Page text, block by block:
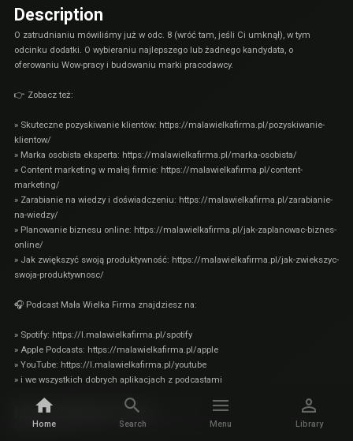
Home Search Menu Library
Description
O zatrudnianiu mówiliśmy już w odc. 8 (wróć tam, jeśli Ci umknął), w tym
odcinku dodatki. O wybieraniu najlepszego lub żadnego kandydata, o
oferowaniu Wow-pracy i budowaniu marki pracodawcy.
👉 Zobacz też:
» Skuteczne pozyskiwanie klientów: https://malawielkafirma.pl/pozyskiwanie-
klientow/
» Marka osobista eksperta: https://malawielkafirma.pl/marka-osobista/
» Content marketing w małej firmie: https://malawielkafirma.pl/content-
marketing/
» Zarabianie na wiedzy i doświadczeniu: https://malawielkafirma.pl/zarabianie-
na-wiedzy/
» Planowanie biznesu online: https://malawielkafirma.pl/jak-zaplanowac-biznes-
online/
» Jak zwiększyć swoją produktywność: https://malawielkafirma.pl/jak-zwiekszyc-
swoja-produktywnosc/
🎧 Podcast Mała Wielka Firma znajdziesz na:
» Spotify: https://l.malawielkafirma.pl/spotify
» Apple Podcasts: https://malawielkafirma.pl/apple
» YouTube: https://l.malawielkafirma.pl/youtube
» i we wszystkich dobrych aplikacjach z podcastami
Mała Wielka Firma
Related by show